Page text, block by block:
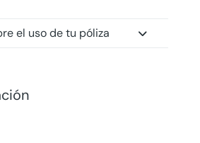
el uso de tu póliza